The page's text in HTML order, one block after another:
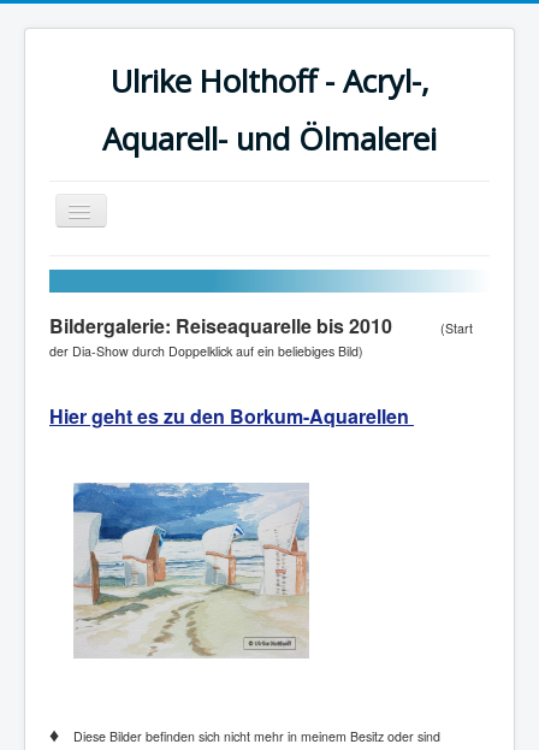
Ulrike Holthoff - Acryl-,
Aquarell- und Ölmalerei
Navigation
an/aus
Start
Aquarellmalerei
Ölmalerei
Weitere Links
Bildergalerie: Reiseaquarelle bis 2010
(Start
der Dia-Show durch Doppelklick auf ein beliebiges Bild)
Hier geht es zu den Borkum-Aquarellen
♦
Diese Bilder befinden sich nicht mehr in meinem Besitz oder sind